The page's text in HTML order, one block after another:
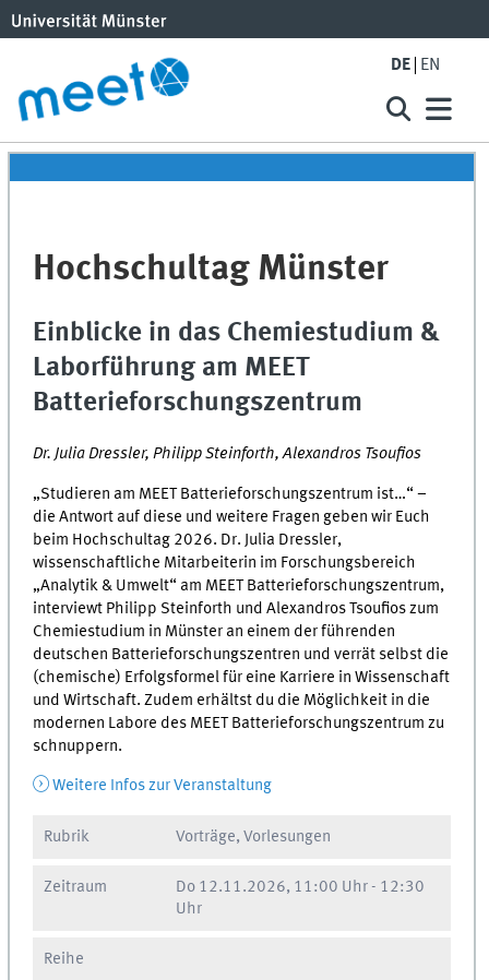
DE EN
Hochschultag Münster
Einblicke in das Chemiestudium &
Laborführung am MEET
Batterieforschungszentrum
Dr. Julia Dressler, Philipp Steinforth, Alexandros Tsoufios
„Studieren am MEET Batterieforschungszentrum ist…“ –
die Antwort auf diese und weitere Fragen geben wir Euch
beim Hochschultag 2026. Dr. Julia Dressler,
wissenschaftliche Mitarbeiterin im Forschungsbereich
„Analytik & Umwelt“ am MEET Batterieforschungszentrum,
interviewt Philipp Steinforth und Alexandros Tsoufios zum
Chemiestudium in Münster an einem der führenden
deutschen Batterieforschungszentren und verrät selbst die
(chemische) Erfolgsformel für eine Karriere in Wissenschaft
und Wirtschaft. Zudem erhältst du die Möglichkeit in die
modernen Labore des MEET Batterieforschungszentrum zu
schnuppern.
Weitere Infos zur Veranstaltung
Rubrik Vorträge, Vorlesungen
Zeitraum Do 12.11.2026, 11:00 Uhr - 12:30
Uhr
Reihe